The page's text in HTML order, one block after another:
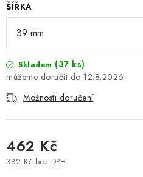
ŠÍŘKA
Skladem (37 ks)
12.8.2026
Možnosti doručení
462 Kč
382 Kč bez DPH